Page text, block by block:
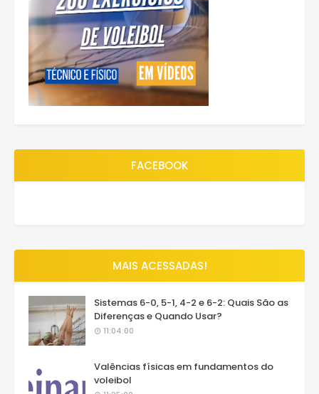
FACEBOOK
MAIS ACESSADAS!
Sistemas 6-0, 5-1, 4-2 e 6-2: Quais São as
Diferenças e Quando Usar?
11:04:00
Valências físicas em fundamentos do
voleibol